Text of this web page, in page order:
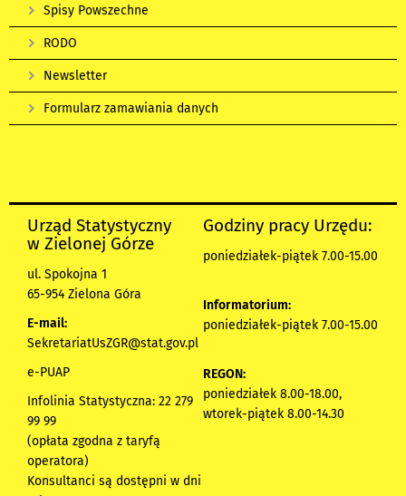
Spisy Powszechne
RODO
Newsletter
Formularz zamawiania danych
Urząd Statystyczny
w Zielonej Górze
ul. Spokojna 1
65-954 Zielona Góra
E-mail:
SekretariatUsZGR@stat.gov.pl
e-PUAP
Infolinia Statystyczna: 22 279
99 99
(opłata zgodna z taryfą
operatora)
Konsultanci są dostępni w dni
Godziny pracy Urzędu:
poniedziałek-piątek 7.00-15.00
Informatorium:
poniedziałek-piątek 7.00-15.00
REGON:
poniedziałek 8.00-18.00,
wtorek-piątek 8.00-14.30